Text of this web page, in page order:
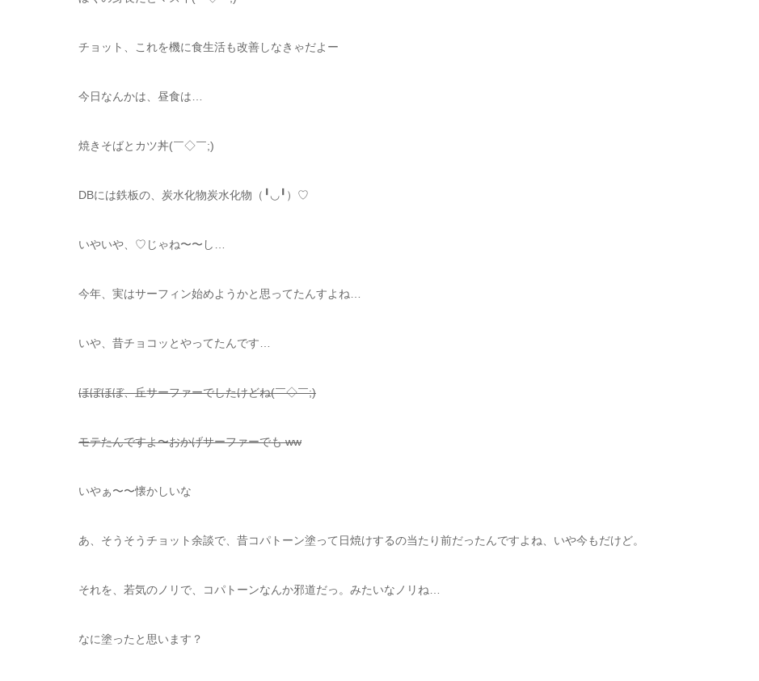
チョット、これを機に食生活も改善しなきゃだよー
今日なんかは、昼食は…
焼きそばとカツ丼(￣◇￣;)
DBには鉄板の、炭水化物炭水化物（╹◡╹）♡
いやいや、♡じゃね〜〜し…
今年、実はサーフィン始めようかと思ってたんすよね…
いや、昔チョコッとやってたんです…
ほぼほぼ、丘サーファーでしたけどね(￣◇￣;)
モテたんですよ〜おかげサーファーでも ww
いやぁ〜〜懐かしいな
あ、そうそうチョット余談で、昔コパトーン塗って日焼けするの当たり前だったんですよね、いや今もだけど。
それを、若気のノリで、コパトーンなんか邪道だっ。みたいなノリね…
なに塗ったと思います？